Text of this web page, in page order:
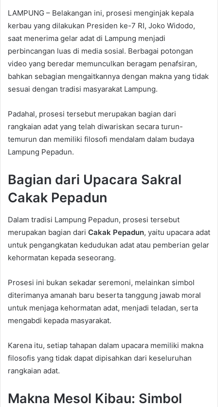
LAMPUNG – Belakangan ini, prosesi menginjak kepala
kerbau yang dilakukan Presiden ke-7 RI, Joko Widodo,
saat menerima gelar adat di Lampung menjadi
perbincangan luas di media sosial. Berbagai potongan
video yang beredar memunculkan beragam penafsiran,
bahkan sebagian mengaitkannya dengan makna yang tidak
sesuai dengan tradisi masyarakat Lampung.
Padahal, prosesi tersebut merupakan bagian dari
rangkaian adat yang telah diwariskan secara turun-
temurun dan memiliki filosofi mendalam dalam budaya
Lampung Pepadun.
Bagian dari Upacara Sakral
Cakak Pepadun
Dalam tradisi Lampung Pepadun, prosesi tersebut
merupakan bagian dari Cakak Pepadun, yaitu upacara adat
untuk pengangkatan kedudukan adat atau pemberian gelar
kehormatan kepada seseorang.
Prosesi ini bukan sekadar seremoni, melainkan simbol
diterimanya amanah baru beserta tanggung jawab moral
untuk menjaga kehormatan adat, menjadi teladan, serta
mengabdi kepada masyarakat.
Karena itu, setiap tahapan dalam upacara memiliki makna
filosofis yang tidak dapat dipisahkan dari keseluruhan
rangkaian adat.
Makna Mesol Kibau: Simbol